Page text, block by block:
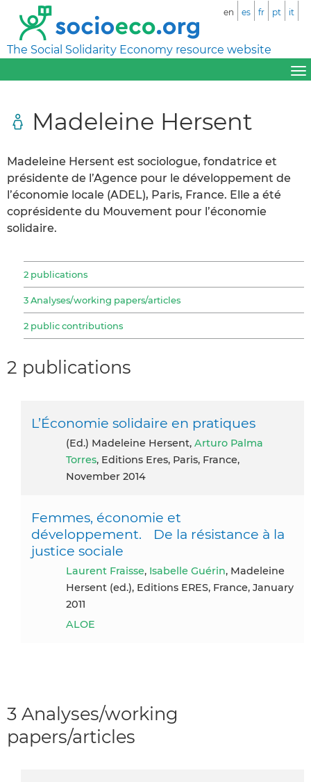
The Social Solidarity Economy resource website
en es fr pt it
Madeleine Hersent
Madeleine Hersent est sociologue, fondatrice et
présidente de l’Agence pour le développement de
l’économie locale (ADEL), Paris, France. Elle a été
coprésidente du Mouvement pour l’économie
solidaire.
2 publications
3 Analyses/working papers/articles
2 public contributions
2 publications
L’Économie solidaire en pratiques
(ed.) Madeleine Hersent, Arturo Palma
Torres, Editions Eres, Paris, France,
November 2014
Femmes, économie et
développement. De la résistance à la
justice sociale
Laurent Fraisse, Isabelle Guérin, Madeleine
Hersent (ed.), Editions ERES, France, January
2011
ALOE
3 Analyses/working
papers/articles